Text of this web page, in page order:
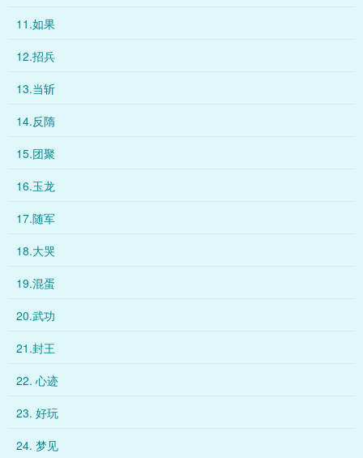
11.如果
12.招兵
13.当斩
14.反隋
15.团聚
16.玉龙
17.随军
18.大哭
19.混蛋
20.武功
21.封王
22. 心迹
23. 好玩
24. 梦见